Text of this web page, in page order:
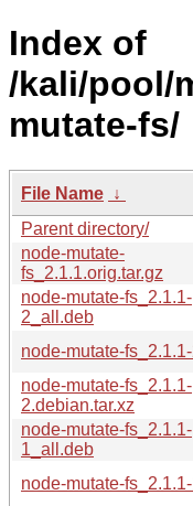
Index of
/kali/pool/
mutate-fs/
File Name ↓
Parent directory/
node-mutate-
fs_2.1.1.orig.tar.gz
node-mutate-fs_2.1.1-
2_all.deb
node-mutate-
node-mutate-fs_2.1.1-
2.debian.tar.xz
node-mutate-fs_2.1.1-
1_all.deb
node-mutate-